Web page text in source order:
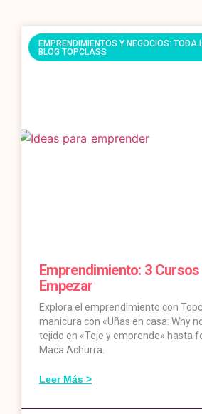
EMPRENDIMIENTOS Y NEGOCIOS: TODA
BLOG TOPCLASS
Emprendimiento: 3
Empezar
Explora el emprendimiento con
manicura con «Uñas en casa: Why
tejido en «Teje y emprende» hasta
Maca Achurra.
Leer Más >